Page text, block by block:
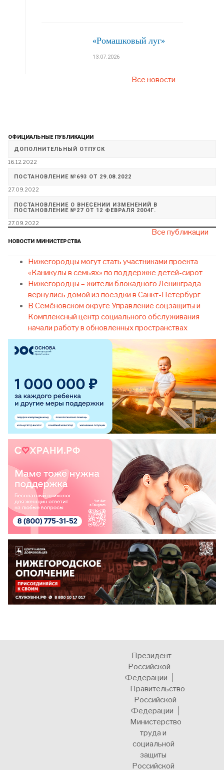
«Ромашковый луг»
13.07.2026
Все новости
ДОПОЛНИТЕЛЬНЫЙ ОТПУСК
16.12.2022
ПОСТАНОВЛЕНИЕ №693 ОТ 29.08.2022
27.09.2022
ПОСТАНОВЛЕНИЕ О ВНЕСЕНИИ ИЗМЕНЕНИЙ В
ПОСТАНОВЛЕНИЕ №27 ОТ 12 ФЕВРАЛЯ 2004Г.
27.09.2022
Все публикации
НОВОСТИ МИНИСТЕРСТВА
Нижегородцы могут стать участниками проекта
«Каникулы в семьях» по поддержке детей-сирот
Нижегородцы – жители блокадного Ленинграда
вернулись домой из поездки в Санкт-Петербург
В Семёновском округе Управление соцзащиты и
Комплексный центр социального обслуживания
начали работу в обновленных пространствах
Президент
Российской
Федерации
Правительство
Российской
Федерации
Министерство
труда и
социальной
защиты
Российской